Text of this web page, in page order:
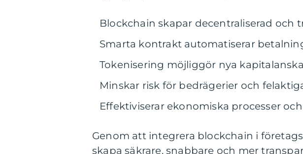
Blockchain skapar decentraliserad och
Smarta kontrakt automatiserar
Tokenisering möjliggör nya
Minskar risk för bedrägerier och
Effektiviserar ekonomiska processer
Genom att integrera blockchain i
skapa säkrare, snabbare och mer